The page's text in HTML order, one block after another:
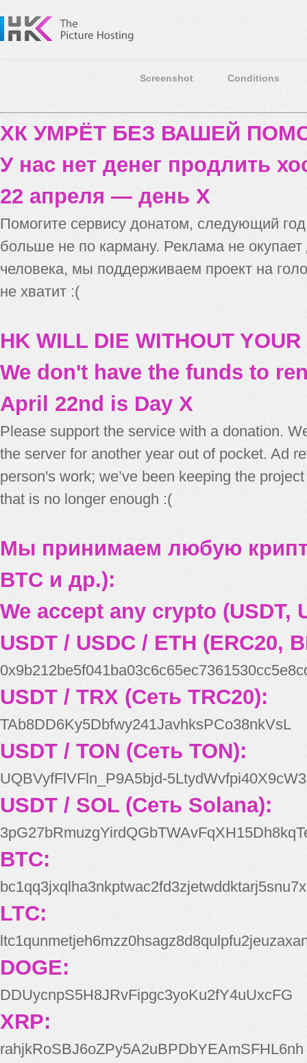
Screenshot Conditions
ХК УМРЁТ БЕЗ ВАШЕЙ
У нас нет денег продлить
22 апреля — день X
Помогите сервису донатом, следующий
больше не по карману. Реклама не
человека, мы поддерживаем проект на
не хватит :(
HK WILL DIE WITHOUT
We don't have the funds to
April 22nd is Day X
Please support the service with a donation.
the server for another year out of pocket. Ad
person's work; we’ve been keeping the
that is no longer enough :(
Мы принимаем любую
BTC и др.):
We accept any crypto (USDT,
USDT / USDC / ETH (ERC20,
USDT / TRX (Сеть TRC20):
TAb8DD6Ky5Dbfwy241JavhksPCo38nkVsL
USDT / TON (Сеть TON):
UQBVyfFlVFln_P9A5bjd-
USDT / SOL (Сеть Solana):
BTC:
bc1qq3jxqlha3nkptwac2fd3zjetwddktarj5snu7x
LTC:
DOGE:
DDUycnpS5H8JRvFipgc3yoKu2fY4uUxcFG
XRP:
rahjkRoSBJ6oZPy5A2uBPDbYEAmSFHL6nh